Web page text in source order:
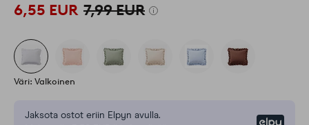
6,55 EUR 7,99 EUR
Väri: Valkoinen
Jaksota ostot eriin Elpyn avulla.